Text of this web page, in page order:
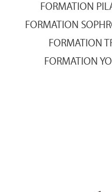
FORMATION
FORMATION
FORMATION
FORMATION